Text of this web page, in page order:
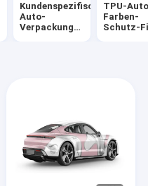
Kundenspezifisches
Auto-
Verpackungs-
TPU-
Farben-
Schutz-